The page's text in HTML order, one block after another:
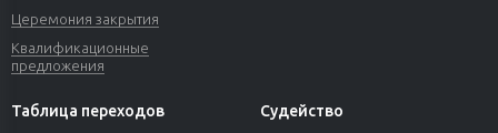
Церемония закрытия
Квалификационные
предложения
Таблица переходов Судейство